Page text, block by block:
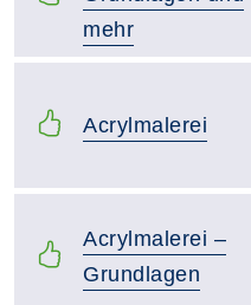
mehr
Acrylmalerei
Acrylmalerei –
Grundlagen